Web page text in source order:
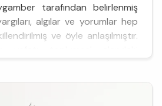
tarafından belirlenmiş
algılar ve yorumlar hep
ve öyle anlaşılmıştır.